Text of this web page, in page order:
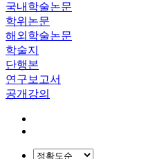
국내학술논문
학위논문
해외학술논문
학술지
단행본
연구보고서
공개강의